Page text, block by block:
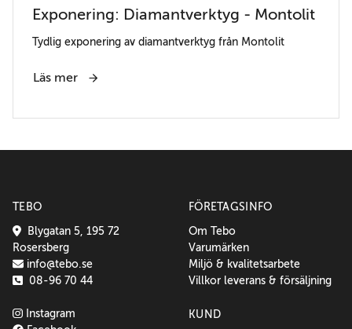
Exponering: Diamantverktyg - Montolit
Tydlig exponering av diamantverktyg från Montolit
Läs mer
TEBO
Blygatan 5, 195 72
Rosersberg
info@tebo.se
08-96 70 44
Instagram
FÖRETAGSINFO
Om Tebo
Varumärken
Miljö & kvalitetsarbete
Villkor leverans & försäljning
KUND